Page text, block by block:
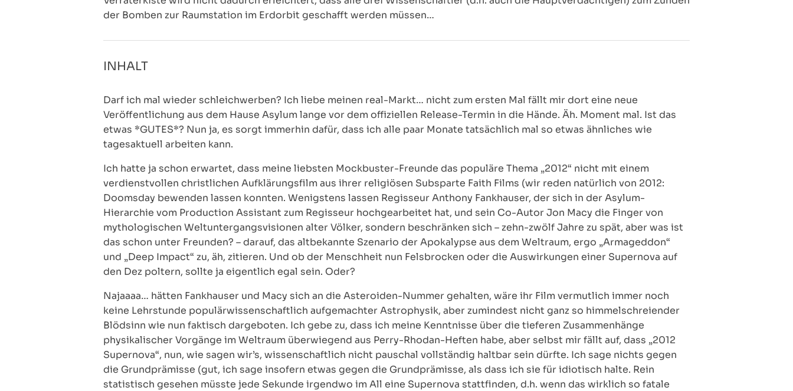
der Bomben zur Raumstation im Erdorbit geschafft werden müssen…
INHALT
Darf ich mal wieder schleichwerben? Ich liebe meinen real-Markt… nicht zum ersten Mal fällt mir dort eine neue
Veröffentlichung aus dem Hause Asylum lange vor dem offiziellen Release-Termin in die Hände. Äh. Moment mal. Ist das
etwas *GUTES*? Nun ja, es sorgt immerhin dafür, dass ich alle paar Monate tatsächlich mal so etwas ähnliches wie
tagesaktuell arbeiten kann.
Ich hatte ja schon erwartet, dass meine liebsten Mockbuster-Freunde das populäre Thema „2012“ nicht mit einem
verdienstvollen christlichen Aufklärungsfilm aus ihrer religiösen Subsparte Faith Films (wir reden natürlich von 2012:
Doomsday bewenden lassen konnten. Wenigstens lassen Regisseur Anthony Fankhauser, der sich in der Asylum-
Hierarchie vom Production Assistant zum Regisseur hochgearbeitet hat, und sein Co-Autor Jon Macy die Finger von
mythologischen Weltuntergangsvisionen alter Völker, sondern beschränken sich – zehn-zwölf Jahre zu spät, aber was ist
das schon unter Freunden? – darauf, das altbekannte Szenario der Apokalypse aus dem Weltraum, ergo „Armageddon“
und „Deep Impact“ zu, äh, zitieren. Und ob der Menschheit nun Felsbrocken oder die Auswirkungen einer Supernova auf
den Dez poltern, sollte ja eigentlich egal sein. Oder?
Najaaaa… hätten Fankhauser und Macy sich an die Asteroiden-Nummer gehalten, wäre ihr Film vermutlich immer noch
keine Lehrstunde populärwissenschaftlich aufgemachter Astrophysik, aber zumindest nicht ganz so himmelschreiender
Blödsinn wie nun faktisch dargeboten. Ich gebe zu, dass ich meine Kenntnisse über die tieferen Zusammenhänge
physikalischer Vorgänge im Weltraum überwiegend aus Perry-Rhodan-Heften habe, aber selbst mir fällt auf, dass „2012
Supernova“, nun, wie sagen wir’s, wissenschaftlich nicht pauschal vollständig haltbar sein dürfte. Ich sage nichts gegen
die Grundprämisse (gut, ich sage insofern etwas gegen die Grundprämisse, als dass ich sie für idiotisch halte. Rein
statistisch gesehen müsste jede Sekunde irgendwo im All eine Supernova stattfinden, d.h. wenn das wirklich so fatale